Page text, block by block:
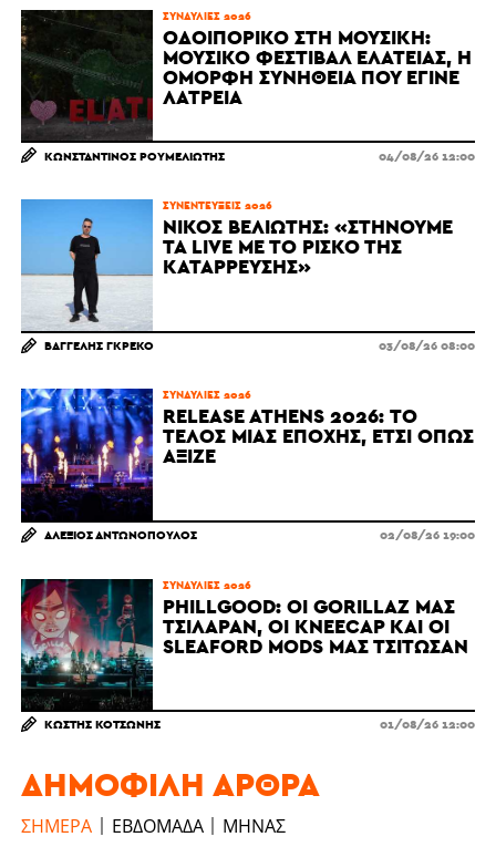
ΣΥΝΑΥΛΊΕΣ 2026
ΟΔΟΙΠΟΡΙΚΌ ΣΤΗ ΜΟΥΣΙΚΉ:
ΜΟΥΣΙΚΌ ΦΕΣΤΙΒΆΛ ΕΛΆΤΕΙΑΣ, Η
ΌΜΟΡΦΗ ΣΥΝΉΘΕΙΑ ΠΟΥ ΈΓΙΝΕ
ΛΑΤΡΕΊΑ
ΚΩΝΣΤΑΝΤΊΝΟΣ ΡΟΥΜΕΛΙΏΤΗΣ 04/08/26 12:00
ΣΥΝΕΝΤΕΎΞΕΙΣ 2026
ΝΊΚΟΣ ΒΕΛΙΏΤΗΣ: «ΣΤΉΝΟΥΜΕ
ΤΑ LIVE ΜΕ ΤΟ ΡΊΣΚΟ ΤΗΣ
ΚΑΤΆΡΡΕΥΣΗΣ»
ΒΑΓΓΈΛΗΣ ΓΚΡΈΚΟ 03/08/26 08:00
ΣΥΝΑΥΛΊΕΣ 2026
RELEASE ATHENS 2026: ΤΟ
ΤΈΛΟΣ ΜΙΑΣ ΕΠΟΧΉΣ, ΈΤΣΙ ΌΠΩΣ
ΆΞΙΖΕ
ΑΛΈΞΙΟΣ ΑΝΤΩΝΌΠΟΥΛΟΣ 02/08/26 19:00
ΣΥΝΑΥΛΊΕΣ 2026
PHILLGOOD: ΟΙ GORILLAZ ΜΆΣ
ΤΣΊΛΑΡΑΝ, ΟΙ KNEECAP ΚΑΙ ΟΙ
SLEAFORD MODS ΜΆΣ ΤΣΊΤΩΣΑΝ
ΚΩΣΤΉΣ ΚΟΤΣΏΝΗΣ 01/08/26 12:00
ΔΗΜΟΦΙΛΉ ΆΡΘΡΑ
ΣΉΜΕΡΑ ΕΒΔΟΜΆΔΑ ΜΉΝΑΣ